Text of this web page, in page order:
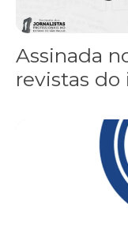
Assinada
revistas
Sindicato leva